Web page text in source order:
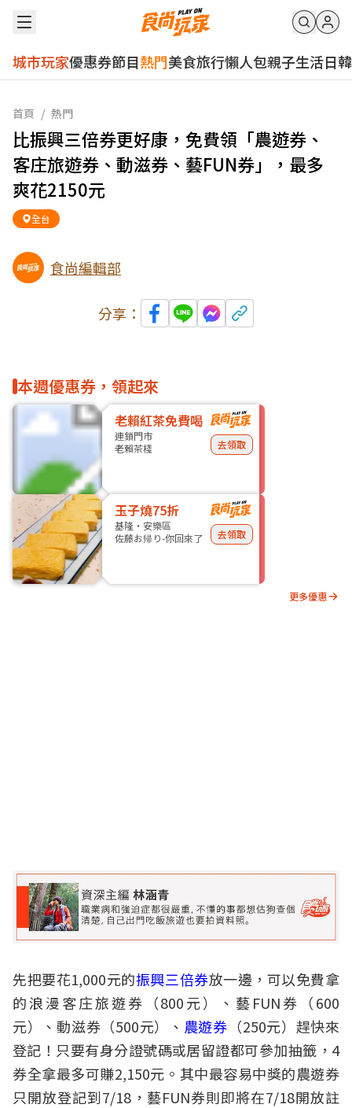
城市玩家優惠券節目熱門美食旅行懶人包親子生活日韓
首頁 / 熱門
比振興三倍券更好康，免費領「農遊券、
客庄旅遊券、動滋券、藝FUN券」，最多
爽花2150元
全台
食尚編輯部
分享：
本週優惠券，領起來
老賴紅茶免費喝
連鎖門市
老賴茶棧
去領取
玉子燒75折
基隆・安樂區
佐藤お帰り-你回來了
去領取
更多優惠
先把要花1,000元的振興三倍券放一邊，可以免費拿
的浪漫客庄旅遊券（800元）、藝FUN券（600
元）、動滋券（500元）、 農遊券 （250元）趕快來
登記！只要有身分證號碼或居留證都可參加抽籤，4
券全拿最多可賺2,150元。其中最容易中獎的農遊券
只開放登記到7/18，藝FUN券則即將在7/18開放註